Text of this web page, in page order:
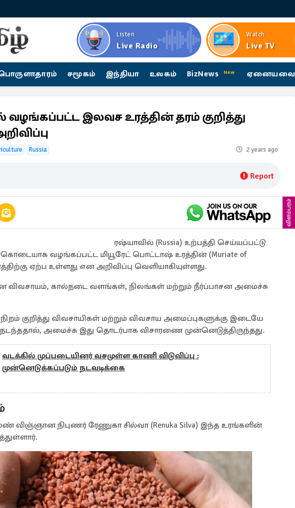
Listen
Live Radio
Watch
Live TV
சமூகம் இந்தியா உலகம் BizNews New ஏனையவை
இலவச உரத்தின் தரம் குறித்து
Russia 2 years ago
Report
விளம்பரம்
ரஷ்யாவில் (Russia) உற்பத்தி செய்யப்பட்டு
வழங்கப்பட்ட மியூரேட் பொட்டாஷ் உரத்தின் (Muriate of
ஏற்ப உள்ளது என அறிவிப்பு வெளியாகியுள்ளது.
விவசாயம், கால்நடை வளங்கள், நிலங்கள் மற்றும் நீர்ப்பாசன அமைச்சு
குறித்து விவசாயிகள் மற்றும் விவசாய அமைப்புகளுக்கு இடையே
அமைச்சு இது தொடர்பாக விசாரணை முன்னெடுத்திருந்தது.
வடக்கில் முப்படையினர் வசமுள்ள காணி விடுவிப்பு :
முன்னெடுக்கப்படும் நடவடிக்கை
விஞ்ஞான நிபுணர் ரேணுகா சில்வா (Renuka Silva) இந்த உரங்களின்